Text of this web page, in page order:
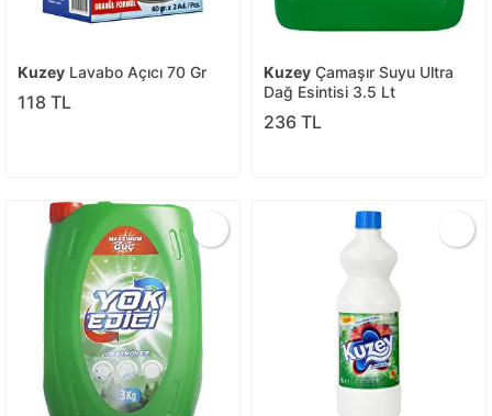
Kuzey Lavabo Açıcı 70 Gr
118 TL
Kuzey Çamaşır Suyu Ultra
Dağ Esintisi 3.5 Lt
236 TL